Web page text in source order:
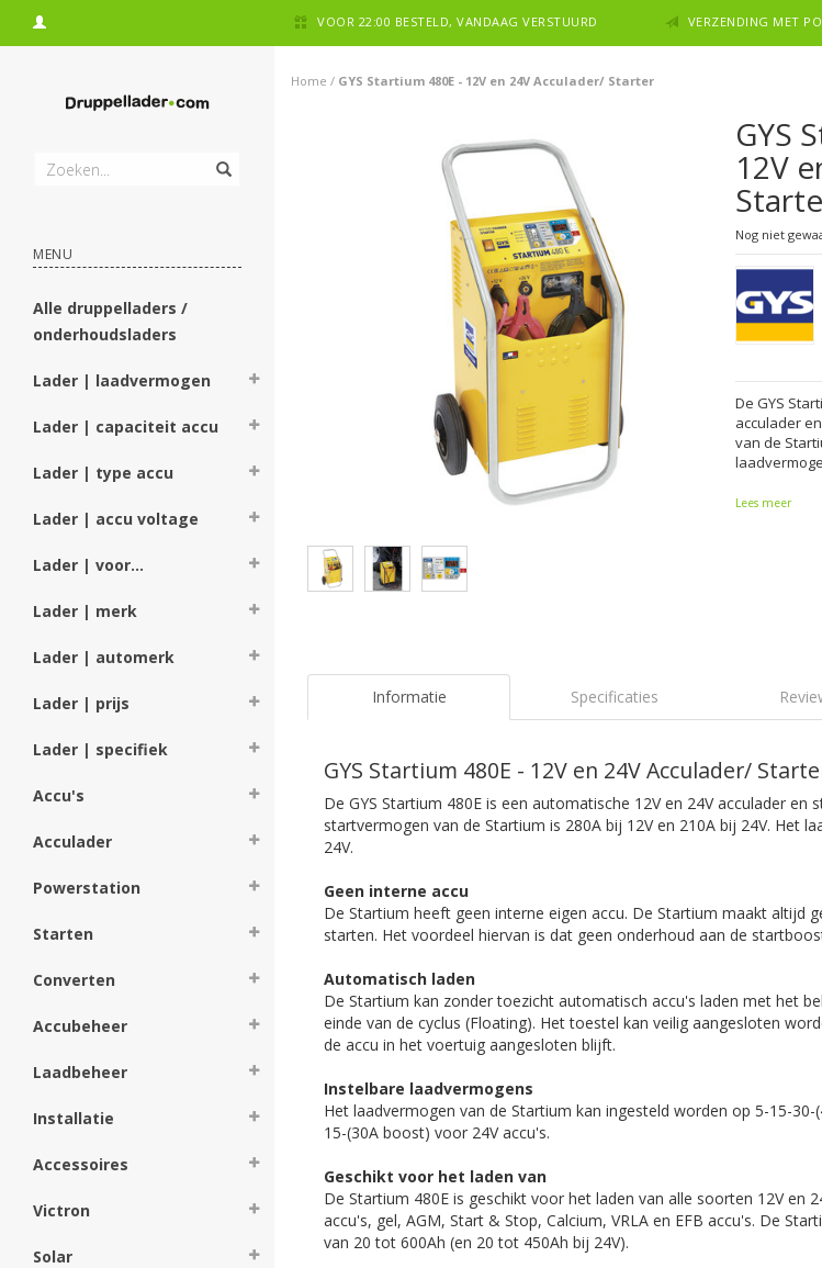
VOOR 22:00 BESTELD, VANDAAG VERSTUURD VERZENDING MET
MENU
Alle druppelladers /
onderhoudsladers
Lader | laadvermogen
Lader | capaciteit accu
Lader | type accu
Lader | accu voltage
Lader | voor...
Lader | merk
Lader | automerk
Lader | prijs
Lader | specifiek
Accu's
Acculader
Powerstation
Starten
Converten
Accubeheer
Laadbeheer
Installatie
Accessoires
Victron
Solar
Home / GYS Startium 480E - 12V en 24V Acculader/ Starter
GYS
12V
Nog niet
De GYS
acculader
van de
Lees meer
Informatie Specificaties
GYS Startium 480E - 12V en 24V Acculader/
De GYS Startium 480E is een automatische 12V en 24V acculader en
startvermogen van de Startium is 280A bij 12V en 210A bij 24V. Het
24V.
Geen interne accu
De Startium heeft geen interne eigen accu. De Startium maakt altijd
starten. Het voordeel hiervan is dat geen onderhoud aan de
Automatisch laden
De Startium kan zonder toezicht automatisch accu's laden met het
einde van de cyclus (Floating). Het toestel kan veilig aangesloten
de accu in het voertuig aangesloten blijft.
Instelbare laadvermogens
Het laadvermogen van de Startium kan ingesteld worden op 5-15-
15-(30A boost) voor 24V accu's.
Geschikt voor het laden van
De Startium 480E is geschikt voor het laden van alle soorten 12V en
accu's, gel, AGM, Start & Stop, Calcium, VRLA en EFB accu's. De
van 20 tot 600Ah (en 20 tot 450Ah bij 24V).